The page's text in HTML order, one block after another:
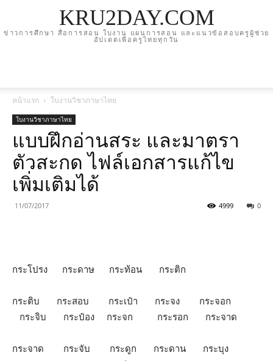
KRU2DAY.COM
ข่าวการศึกษา สื่อการสอน ใบงาน แผนการสอน และแนวข้อสอบครูผู้ช่วย
อัปเดตเพื่อครูไทยทุกวัน
หน้าแรก ใบงานวิชาภาษาไทย
ใบงานวิชาภาษาไทย
แบบฝึกอ่านสระ และมาตรา
ตัวสะกด ไฟล์เอกสารแก้ไข
เพิ่มเติมได้
11/07/2017 0
4999
กระโปรง กระดาษ กระท้อน กระติก
กระติบ กระสอบ กระเป๋า กระจง กระจอก
กระจิบ กระป๋อง กระจก กระรอก กระจาด
กระจาด กระจับ กระดูก กระดาน กระบุง